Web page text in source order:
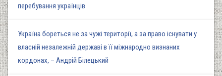
перебування українців
Україна бореться не за чужі території, а за право існувати у
власній незалежній державі в її міжнародно визнаних
кордонах, – Андрій Білецький